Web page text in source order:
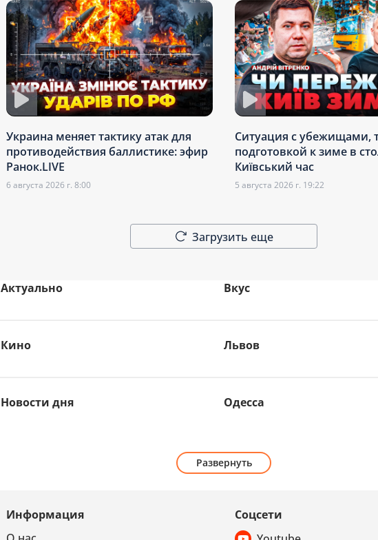
Украина меняет тактику атак для
противодействия баллистике: эфир
Ранок.LIVE
6 августа 2026 г. 8:00
Ситуация с убежищами,
подготовкой к зиме в
Київський час
5 августа 2026 г. 19:22
Загрузить еще
Актуально Вкус
Кино Львов
Новости дня Одесса
Развернуть
Информация
Соцсети